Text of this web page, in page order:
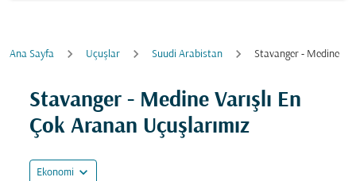
Ana Sayfa Uçuşlar Suudi Arabistan Stavanger - Medine
Stavanger - Medine Varışlı En
Çok Aranan Uçuşlarımız
Ekonomi expand_more
Fırsatları bulmak için rotanızı güncellemeyi deneyin